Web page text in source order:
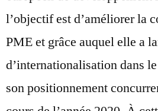
l’objectif est d’améliorer la
PME et grâce auquel elle a
d’internationalisation dans
son positionnement